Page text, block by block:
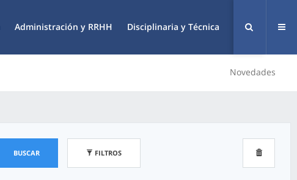
Administración y RRHH Disciplinaria y Técnica
Novedades
BUSCAR FILTROS